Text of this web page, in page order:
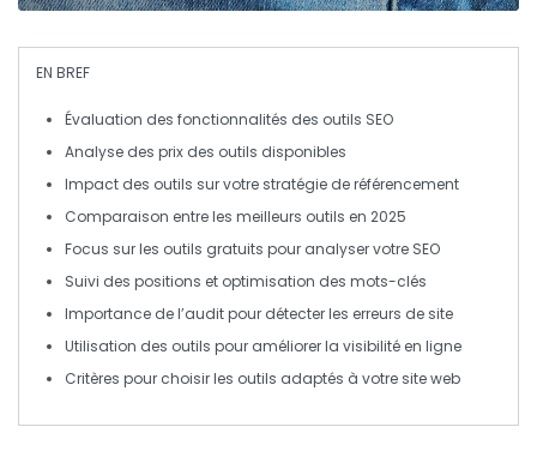
EN BREF
Évaluation des fonctionnalités des outils SEO
Analyse des prix des outils disponibles
Impact des outils sur votre stratégie de référencement
Comparaison entre les meilleurs outils en 2025
Focus sur les outils gratuits pour analyser votre SEO
Suivi des positions et optimisation des mots-clés
Importance de l’auditpour détecter les erreurs de site
Utilisation des outils pour améliorer la visibilité en ligne
Critères pour choisir les outils adaptés à votre site web